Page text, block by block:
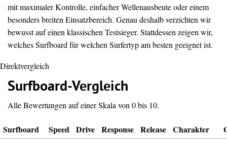
mit maximaler Kontrolle, einfacher Wellenausbeute oder einem
besonders breiten Einsatzbereich. Genau deshalb verzichten wir
bewusst auf einen klassischen Testsieger. Stattdessen zeigen wir,
welches Surfboard für welchen Surfertyp am besten geeignet ist.
Direktvergleich
Surfboard-Vergleich
Alle Bewertungen auf einer Skala von 0 bis 10.
Surfboard Speed Drive Response Release Charakter